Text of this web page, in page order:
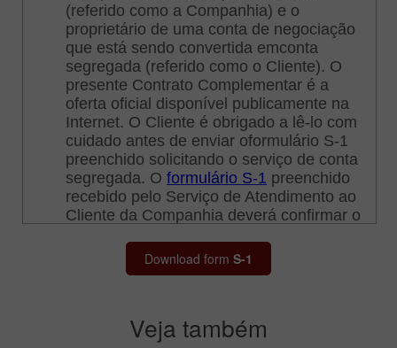
Download form S-1
Veja também